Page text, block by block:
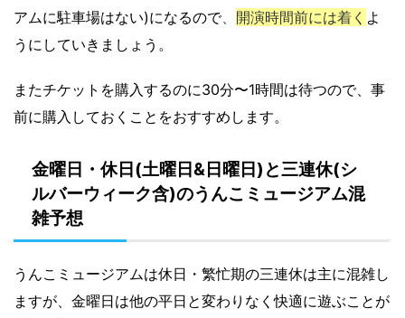
アムに駐車場はない)になるので、 開演時間前には着く よ
うにしていきましょう。
またチケットを購入するのに30分〜1時間は待つので、事
前に購入しておくことをおすすめします。
金曜日・休日(土曜日&日曜日)と三連休(シ
ルバーウィーク含)のうんこミュージアム混
雑予想
うんこミュージアムは休日・繁忙期の三連休は主に混雑し
ますが、金曜日は他の平日と変わりなく快適に遊ぶことが